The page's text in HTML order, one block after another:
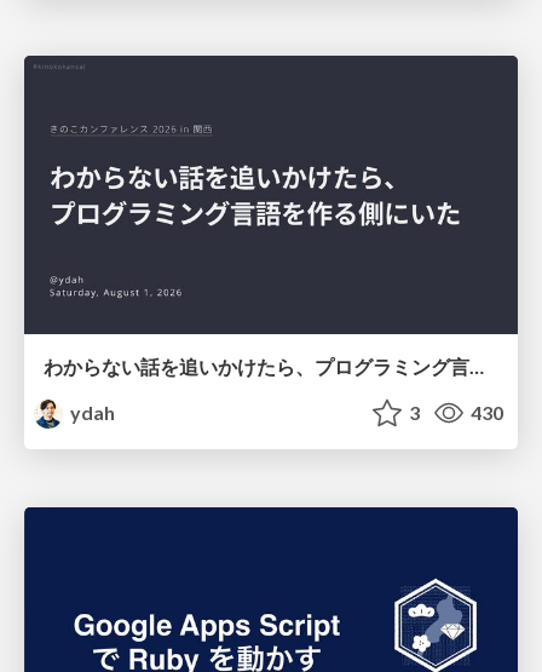
わからない話を追いかけたら、プログラミング言語を作る側にいた
ydah
3 430